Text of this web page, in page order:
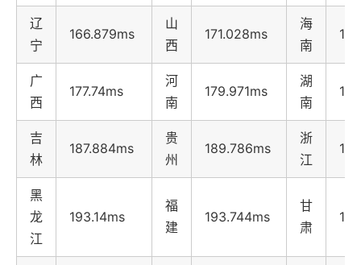
辽
宁
166.879ms
山
西
171.028ms
海
南
广
西
177.74ms
河
南
179.971ms
湖
南
吉
林
187.884ms
贵
州
189.786ms
浙
江
黑
龙
江
193.14ms
福
建
193.744ms
甘
肃